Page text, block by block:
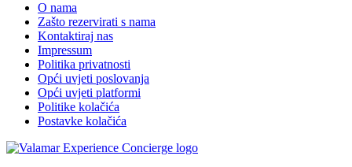
O nama
Zašto rezervirati s nama
Kontaktiraj nas
Impressum
Politika privatnosti
Opći uvjeti poslovanja
Opći uvjeti platformi
Politike kolačića
Postavke kolačića